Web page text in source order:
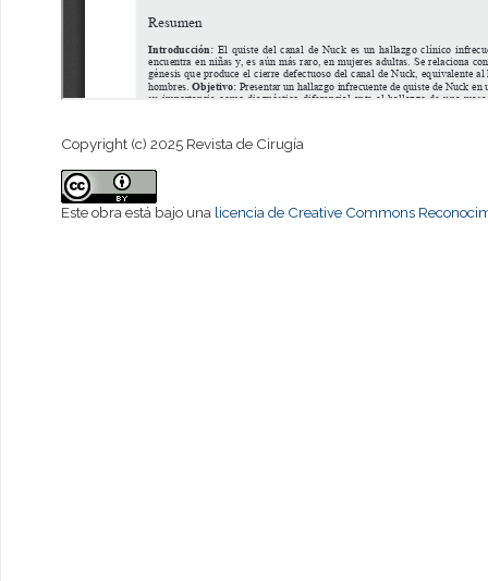
Copyright (c) 2025 Revista de Cirugía
Este obra está bajo una licencia de Creative Commons